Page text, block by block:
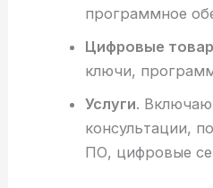
программное
Цифровые
ключи,
Услуги.
консультации,
ПО, цифровые